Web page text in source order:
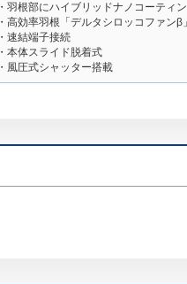
・羽根部にハイブリッドナノコーティ
・高効率羽根「デルタシロッコファンβ
・速結端子接続
・本体スライド脱着式
・風圧式シャッター搭載